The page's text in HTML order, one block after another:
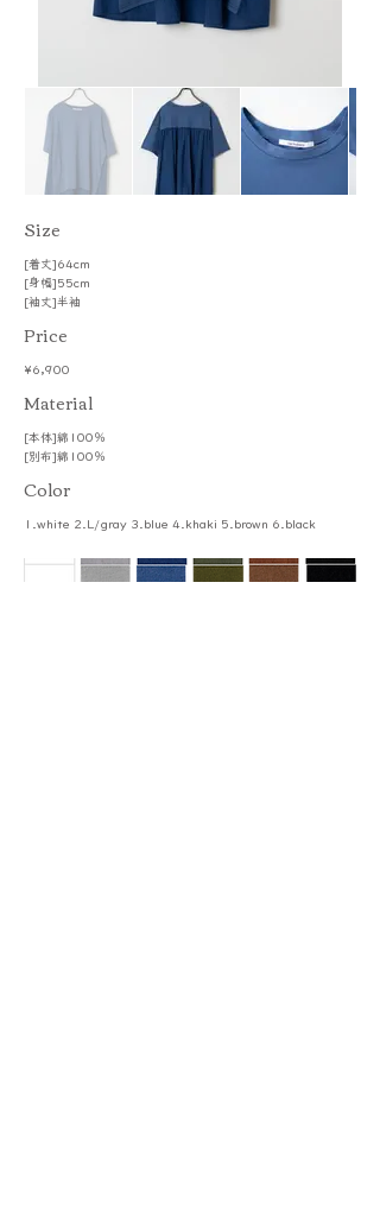
​Size
[着丈]64cm
[身幅]55cm
[袖丈]半袖
Price
¥6,900
​Material
[本体]綿100％
[別布]綿100％
Color
1.white 2.L/gray 3.blue 4.khaki 5.brown 6.black